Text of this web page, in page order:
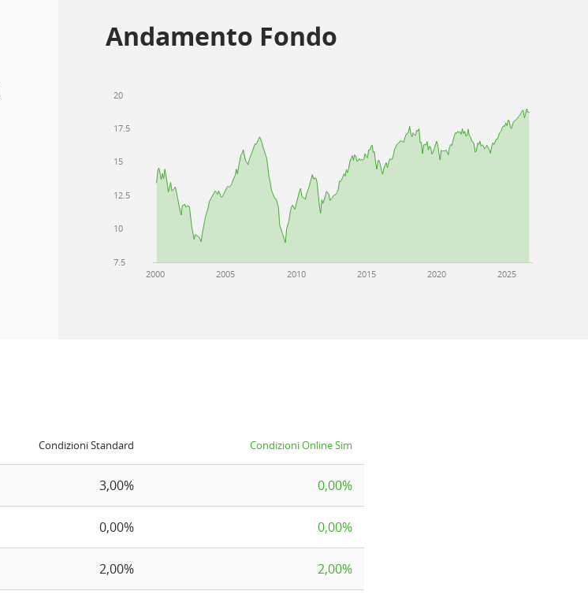
Andamento Fondo
2000 2005 2010 2015 2020 2025
7.5
10
12.5
15
17.5
20
Condizioni Standard Condizioni Online Sim
3,00% 0,00%
0,00% 0,00%
2,00% 2,00%